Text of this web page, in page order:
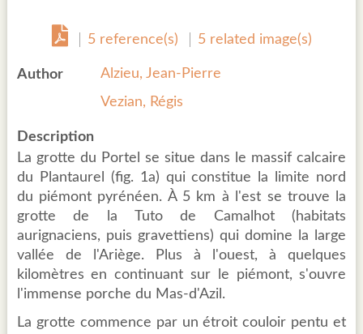
5 reference(s) 5 related image(s)
Author
Alzieu, Jean-Pierre
Vezian, Régis
Description
La grotte du Portel se situe dans le massif calcaire
du Plantaurel (fig. 1a) qui constitue la limite nord
du piémont pyrénéen. À 5 km à l'est se trouve la
grotte de la Tuto de Camalhot (habitats
aurignaciens, puis gravettiens) qui domine la large
vallée de l'Ariège. Plus à l'ouest, à quelques
kilomètres en continuant sur le piémont, s'ouvre
l'immense porche du Mas-d'Azil.
La grotte commence par un étroit couloir pentu et